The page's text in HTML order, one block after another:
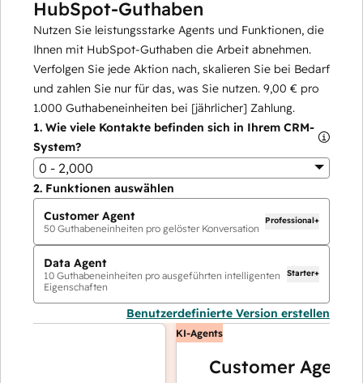
HubSpot-Guthaben
Nutzen Sie leistungsstarke Agents und Funktionen, die
Ihnen mit HubSpot-Guthaben die Arbeit abnehmen.
Verfolgen Sie jede Aktion nach, skalieren Sie bei Bedarf
und zahlen Sie nur für das, was Sie nutzen. 9,00 € pro
1.000 Guthabeneinheiten bei [jährlicher] Zahlung.
1. Wie viele Kontakte befinden sich in Ihrem CRM-
System?
0 - 2,000
2. Funktionen auswählen
Customer Agent
50 Guthabeneinheiten pro gelöster Konversation
Professional+
Data Agent
10 Guthabeneinheiten pro ausgeführten intelligenten
Eigenschaften
Starter+
Benutzerdefinierte Version erstellen
KI-Agents
Customer Agent